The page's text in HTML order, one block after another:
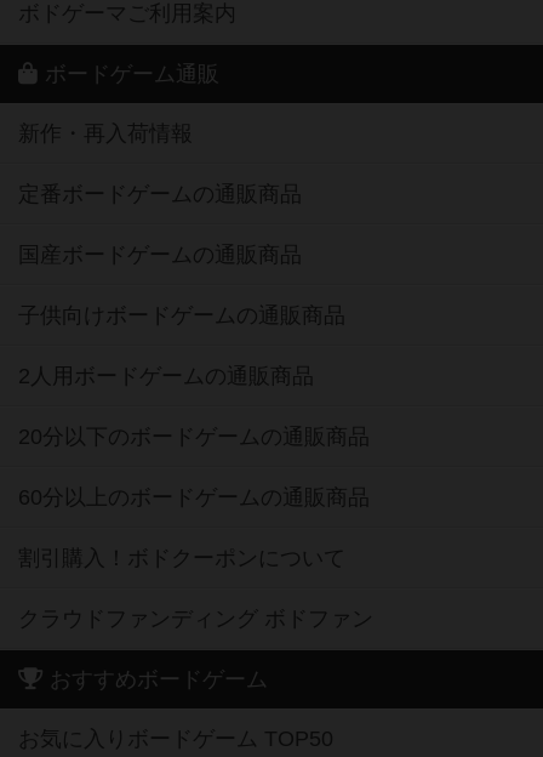
ボドゲーマご利用案内
ボードゲーム通販
新作・再入荷情報
定番ボードゲームの通販商品
国産ボードゲームの通販商品
子供向けボードゲームの通販商品
2人用ボードゲームの通販商品
20分以下のボードゲームの通販商品
60分以上のボードゲームの通販商品
割引購入！ボドクーポンについて
クラウドファンディング ボドファン
おすすめボードゲーム
お気に入りボードゲーム TOP50